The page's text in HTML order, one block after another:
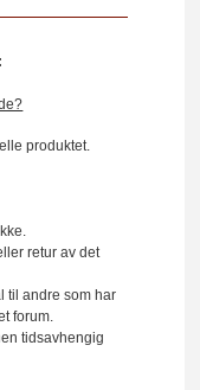
produktet.
retur av det
til andre som har
forum.
tidsavhengig